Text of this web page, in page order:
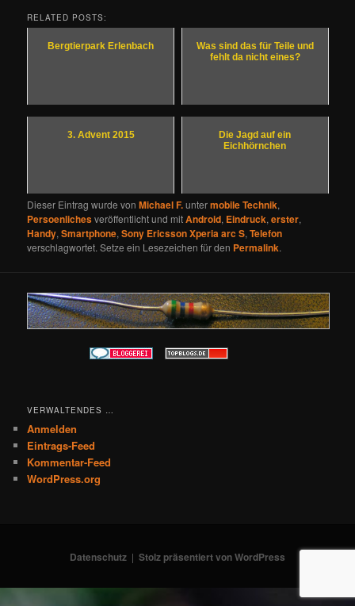
RELATED POSTS:
Bergtierpark Erlenbach
Was sind das für Teile und
fehlt da nicht eines?
3. Advent 2015
Die Jagd auf ein
Eichhörnchen
Dieser Eintrag wurde vonMichael F.untermobile Technik,
Persoenlichesveröffentlicht und mitAndroid, Eindruck,erster,
Handy,Smartphone,Sony Ericsson Xperia arc S,Telefon
verschlagwortet. Setze ein Lesezeichen für den Permalink.
VERWALTENDES …
Anmelden
Eintrags-Feed
Kommentar-Feed
WordPress.org
Datenschutz Stolz präsentiert von WordPress